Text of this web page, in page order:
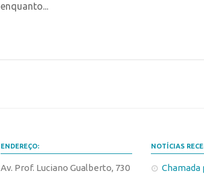
enquanto...
ENDEREÇO:
Av. Prof. Luciano Gualberto, 730
NOTÍCIAS
Chamada